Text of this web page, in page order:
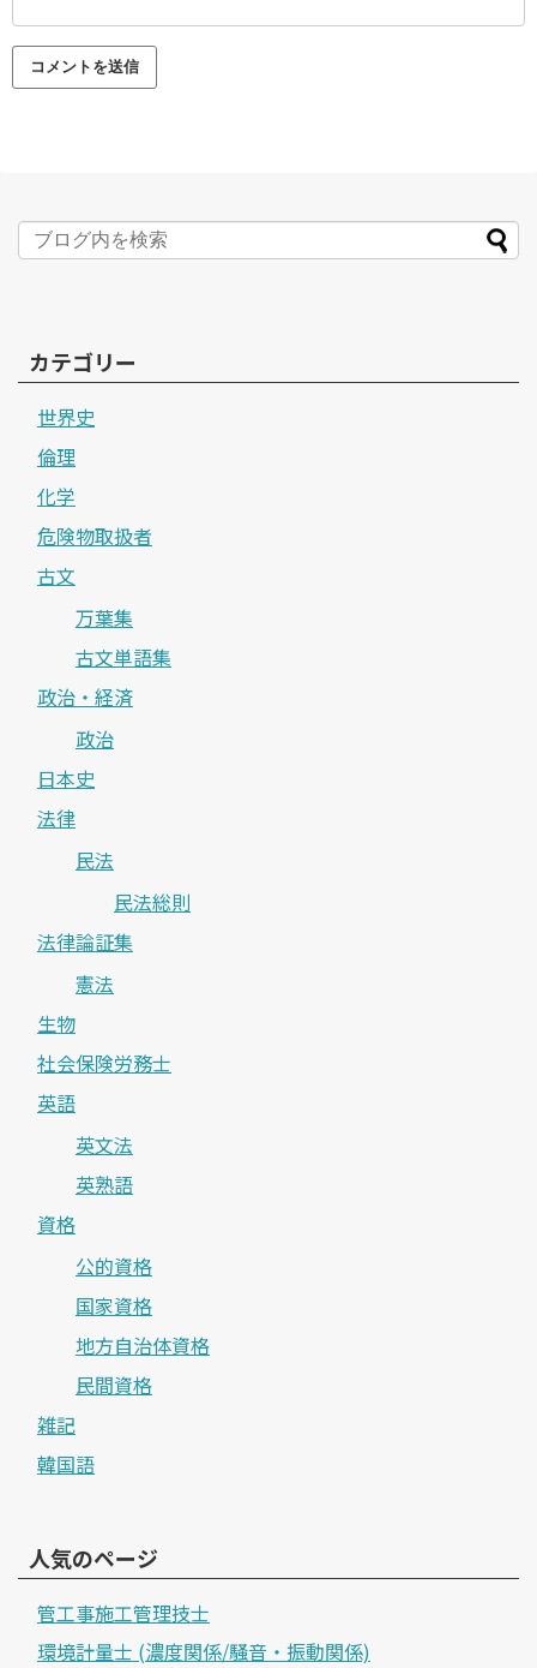
カテゴリー
世界史
倫理
化学
危険物取扱者
古文
万葉集
古文単語集
政治・経済
政治
日本史
法律
民法
民法総則
法律論証集
憲法
生物
社会保険労務士
英語
英文法
英熟語
資格
公的資格
国家資格
地方自治体資格
民間資格
雑記
韓国語
人気のページ
管工事施工管理技士
環境計量士 (濃度関係/騒音・振動関係)